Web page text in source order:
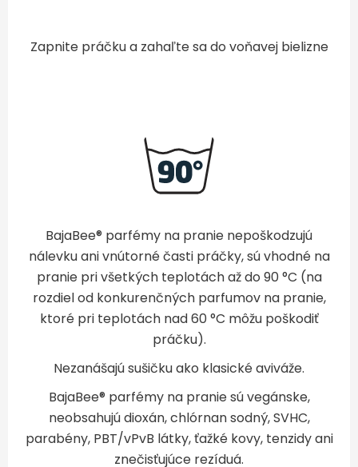
Zapnite práčku a zahaľte sa do voňavej bielizne
BajaBee® parfémy na pranie nepoškodzujú
nálevku ani vnútorné časti práčky, sú vhodné na
pranie pri všetkých teplotách až do 90 °C (na
rozdiel od konkurenčných parfumov na pranie,
ktoré pri teplotách nad 60 °C môžu poškodiť
práčku).
Nezanášajú sušičku ako klasické aviváže.
BajaBee® parfémy na pranie sú vegánske,
neobsahujú dioxán, chlórnan sodný, SVHC,
parabény, PBT/vPvB látky, ťažké kovy, tenzidy ani
znečisťujúce rezíduá.